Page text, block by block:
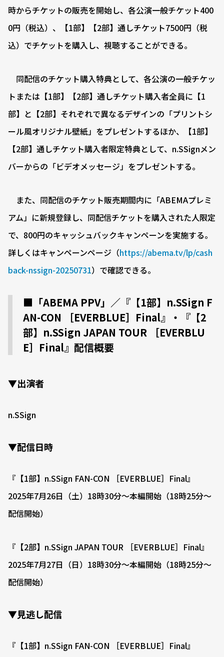
時からチケットの販売を開始し、各公演一般チケット400
0円（税込）、【1部】【2部】通しチケット7500円（税
込）でチケットを購入し、視聴することができる。
同配信のチケット購入特典として、各公演の一般チケッ
トまたは【1部】【2部】通しチケット購入者全員に【1
部】と【2部】それぞれで異なるデザインの「プリントシ
ール風オリジナル壁紙」をプレゼントするほか、【1部】
【2部】通しチケット購入者限定特典として、n.SSignメン
バーからの「ビデオメッセージ」をプレゼントする。
また、同配信のチケット販売期間内に「ABEMAプレミ
アム」に新規登録し、同配信チケットを購入された人限定
で、800円のキャッシュバックキャンペーンを実施する。
詳しくはキャンペーンページ（https://abema.tv/lp/cash
back-nssign-20250731）で確認できる。
■「ABEMA PPV」／『【1部】n.SSign F
AN-CON ［EVERBLUE］Final』・『【2
部】n.SSign JAPAN TOUR ［EVERBLU
E］Final』配信概要
▼出演者
n.SSign
▼配信日時
『【1部】n.SSign FAN-CON ［EVERBLUE］Final』
2025年7月26日（土）18時30分〜本編開始（18時25分〜
配信開始）
『【2部】n.SSign JAPAN TOUR ［EVERBLUE］Final』
2025年7月27日（日）18時30分〜本編開始（18時25分〜
配信開始）
▼見逃し配信
『【1部】n.SSign FAN-CON ［EVERBLUE］Final』